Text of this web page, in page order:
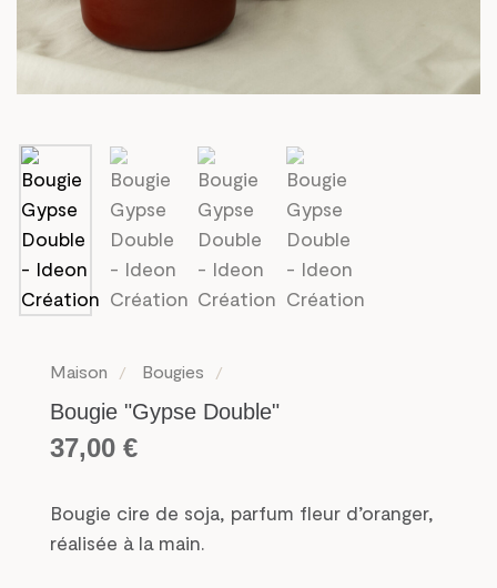
Maison Bougies
Bougie "Gypse Double"
37,00 €
Bougie cire de soja, parfum fleur d’oranger,
réalisée à la main.